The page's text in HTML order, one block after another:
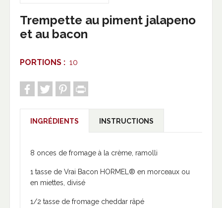
Trempette au piment jalapeno
et au bacon
PORTIONS : 10
INGRÉDIENTS INSTRUCTIONS
8 onces de fromage à la crème, ramolli
1 tasse de Vrai Bacon HORMEL® en morceaux ou
en miettes, divisé
1/2 tasse de fromage cheddar râpé